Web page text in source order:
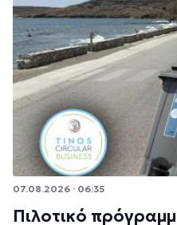
07.08.2026 · 06:35
Πιλοτικό